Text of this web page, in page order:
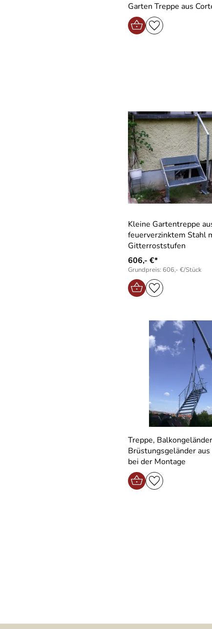
Garten Treppe aus
Kleine Gartentreppe
feuerverzinktem Stahl
Gitterroststufen
606,- €*
Grundpreis: 606,- €/Stück
Treppe,
Brüstungsgeländer
bei der Montage